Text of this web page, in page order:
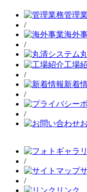
管理
/
海外
/
工場
/
新着
/
/
/
/
リンク